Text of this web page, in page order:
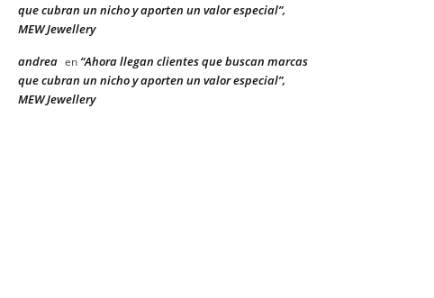
que cubran un nicho y aporten un valor especial”,
MEW Jewellery
andrea en “Ahora llegan clientes que buscan marcas
que cubran un nicho y aporten un valor especial”,
MEW Jewellery